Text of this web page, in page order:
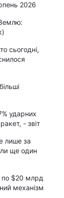
2026
сьогодні,
ударних
- звіт
лише за
ще один
по $20 млрд
механізм